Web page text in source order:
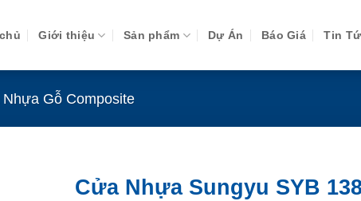
Giới thiệu Sản phẩm Dự Án Báo Giá Tin
Gỗ Composite
Cửa Nhựa Sungyu SYB